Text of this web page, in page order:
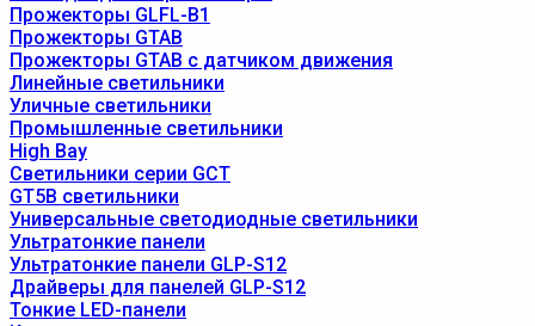
Прожекторы GLFL-B1
Прожекторы GTAB
Прожекторы GTAB с датчиком движения
Линейные светильники
Уличные светильники
Промышленные светильники
High Bay
Светильники серии GCT
GT5B светильники
Универсальные светодиодные светильники
Ультратонкие панели
Ультратонкие панели GLP-S12
Драйверы для панелей GLP-S12
Тонкие LED-панели